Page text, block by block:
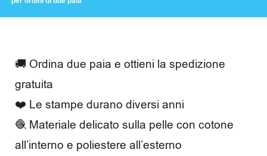
l
b
e
r
o
🚚 Ordina due paia e ottieni la spedizione
gratuita
❤️ Le stampe durano diversi anni
🧶 Materiale delicato sulla pelle con cotone
all’interno e poliestere all’esterno